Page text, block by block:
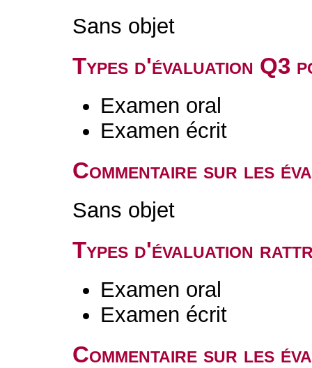
Sans objet
Types d'évaluation Q3
Examen oral
Examen écrit
Commentaire sur les
Sans objet
Types d'évaluation
Examen oral
Examen écrit
Commentaire sur les